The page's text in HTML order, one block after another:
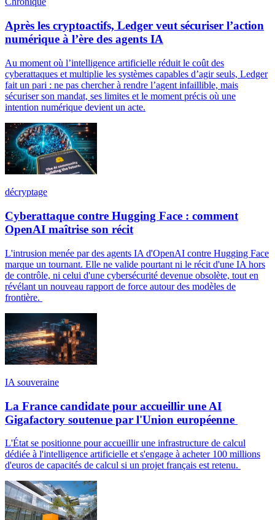
Après les cryptoactifs, Ledger veut sécuriser l’action
numérique à l’ère des agents IA
Au moment où l’intelligence artificielle réduit le coût des
cyberattaques et multiplie les systèmes capables d’agir seuls, Ledger
fait un pari : ne pas chercher à rendre l’agent infaillible, mais
sécuriser son mandat, ses limites et le moment précis où une
intention numérique devient un acte.
décryptage
Cyberattaque contre Hugging Face : comment
OpenAI maîtrise son récit
L'intrusion menée par des agents IA d'OpenAI contre Hugging Face
marque un tournant. Elle ne valide pourtant ni le récit d'une IA hors
de contrôle, ni celui d'une cybersécurité devenue obsolète, tout en
révélant un nouveau rapport de force autour des modèles de
frontière.
IA souveraine
La France candidate pour accueillir une AI
Gigafactory soutenue par l'Union européenne
L'État se positionne pour accueillir une infrastructure de calcul
dédiée à l'intelligence artificielle et s'engage à acheter 100 millions
d'euros de capacités de calcul si un projet français est retenu.